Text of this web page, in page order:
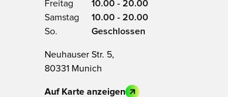
Freitag
10.00 - 20.00
Samstag
10.00 - 20.00
So.
Geschlossen
Neuhauser Str. 5,
80331 Munich
Auf Karte anzeigen